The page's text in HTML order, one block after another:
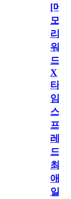
[메
모
리
워
드
X
타
임
스
프
레
드]
최
애
일